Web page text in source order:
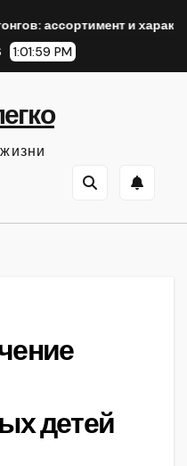
и характеристики
1:02:00 PM
детей